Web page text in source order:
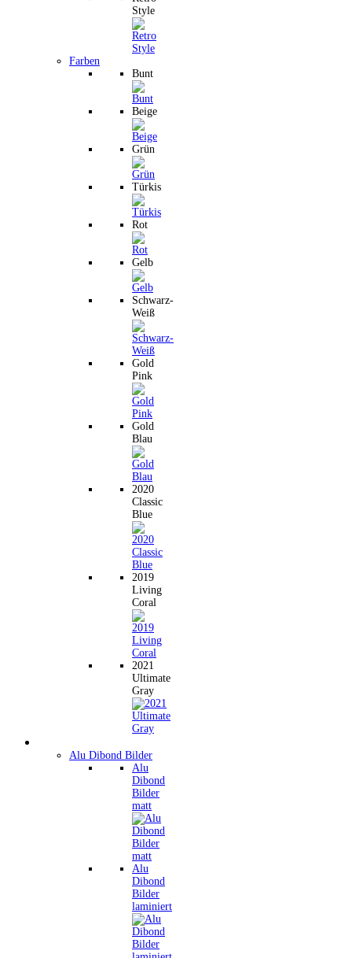
Style
Farben
Bunt
Beige
Grün
Türkis
Rot
Gelb
Schwarz-
Weiß
Gold
Pink
Gold
Blau
2020
Classic
Blue
2019
Living
Coral
2021
Ultimate
Gray
Alu Dibond Bilder
Alu
Dibond
Bilder
matt
Alu
Dibond
Bilder
laminiert